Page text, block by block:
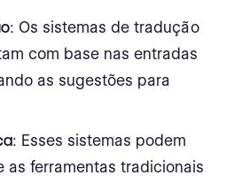
: Os sistemas de tradução
com base nas entradas
as sugestões para
: Esses sistemas podem
as ferramentas tradicionais